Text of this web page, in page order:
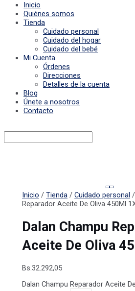
Inicio
Quiénes somos
Tienda
Cuidado personal
Cuidado del hogar
Cuidado del bebé
Mi Cuenta
Órdenes
Direcciones
Detalles de la cuenta
Blog
Únete a nosotros
Contacto
Inicio /Tienda /Cuidado personal
Reparador Aceite De Oliva 450Ml
Dalan Champu
Aceite De Oliva
Bs.32.292,05
Dalan Champu Reparador Aceite